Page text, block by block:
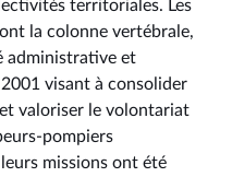
territoriales. Les
la colonne vertébrale,
administrative et
visant à consolider
valoriser le volontariat
pompiers
missions ont été